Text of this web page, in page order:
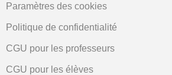
Paramètres des cookies
Politique de confidentialité
CGU pour les professeurs
CGU pour les élèves